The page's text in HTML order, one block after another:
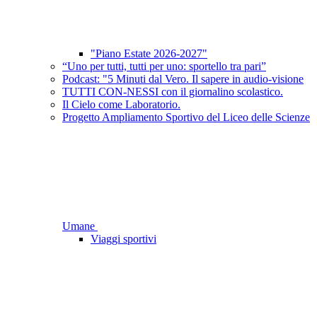
"Piano Estate 2026-2027"
“Uno per tutti, tutti per uno: sportello tra pari”
Podcast: "5 Minuti dal Vero. Il sapere in audio-visione
TUTTI CON-NESSI con il giornalino scolastico.
Il Cielo come Laboratorio.
Progetto Ampliamento Sportivo del Liceo delle Scienze
Umane
Viaggi sportivi